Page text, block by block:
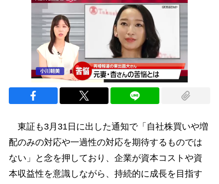
東証も3月31日に出した通知で「自社株買いや増
配のみの対応や一過性の対応を期待するものでは
ない」と念を押しており、企業が資本コストや資
本収益性を意識しながら、持続的に成長を目指す